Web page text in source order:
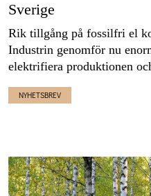
Sverige
Rik tillgång på fossilfri el
Industrin genomför nu
elektrifiera produktionen
NYHETSBREV